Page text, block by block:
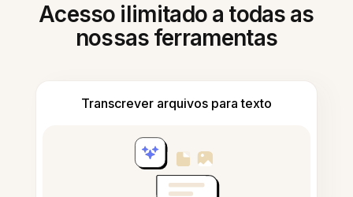
Acesso ilimitado a todas as
nossas ferramentas
Transcrever arquivos para texto